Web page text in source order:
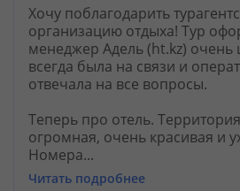
Хочу поблагодарить
организацию отдыха! Тур
менеджер Адель (ht.kz) очень
всегда была на связи и
отвечала на все вопросы.
Теперь про отель. Территория
огромная, очень красивая и
Номера...
Читать подробнее